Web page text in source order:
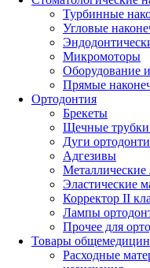
Турбинные
Угловые
Микромоторы
Оборудование
Прямые
Ортодонтия
Брекеты
Щечные трубки
Дуги
Адгезивы
Эластические
Корректор II
Лампы
Прочее для
Товары
Расходные